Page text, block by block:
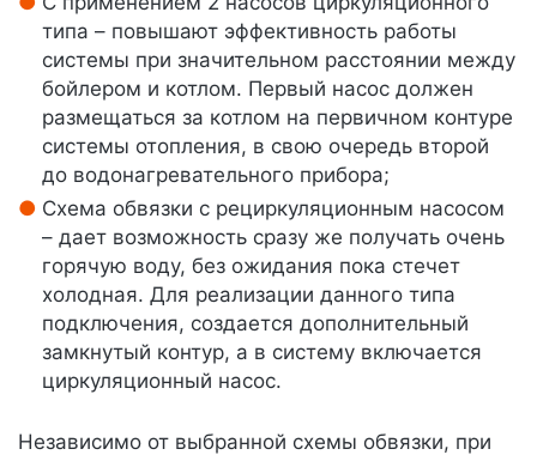
типа – повышают эффективность работы
системы при значительном расстоянии между
бойлером и котлом. Первый насос должен
размещаться за котлом на первичном контуре
системы отопления, в свою очередь второй
до водонагревательного прибора;
Схема обвязки с рециркуляционным насосом
– дает возможность сразу же получать очень
горячую воду, без ожидания пока стечет
холодная. Для реализации данного типа
подключения, создается дополнительный
замкнутый контур, а в систему включается
циркуляционный насос.
Независимо от выбранной схемы обвязки, при